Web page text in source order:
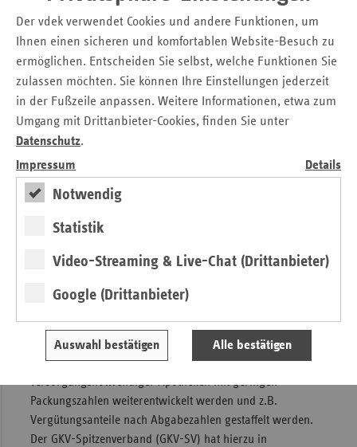
Der vdek verwendet Cookies und andere Funktionen, um
Ihnen einen sicheren und komfortablen Website-Besuch zu
ermöglichen. Entscheiden Sie selbst, welche Funktionen Sie
zulassen möchten. Sie können Ihre Einstellungen jederzeit
in der Fußzeile anpassen. Weitere Informationen, etwa zum
Umgang mit Drittanbieter-Cookies, finden Sie unter
Datenschutz.
Impressum
Details
Notwendig
Statistik
Video-Streaming & Live-Chat (Drittanbieter)
Google (Drittanbieter)
Auswahl bestätigen Alle bestätigen
Tabelle vollständige Stellungnahme im Anhang) gerechnet
werden muss.
Um das angestrebte Versorgungsziel zu erreichen und
Erlösanteile von stark prosperierenden Apotheken in
Gebieten mit dichter Apothekenausstattung in weniger
attraktive Standorte, die aber für die Versorgung
notwendig sind, zu verlagern, ist eine bloße Verschiebung
nicht ausreichend. Die mittlerweile zum Teil sehr hohen
Honorare aus dem variablen/prozentualen
begrüßt. Angemessen wäre allerdings auch hier eine
Großhandel bereits gibt. Fixe Vergütungen pro abgegebene
Packung begünstigen weiterhin Apotheken, die hohe
Kundenzahlen und somit eine hohe Anzahl an
abgegebenen Packungen aufweisen, wie z.B.
Versandapotheken. Deshalb sollte die Vergütungsreform
aus Sicht des vdek noch stärker zugunsten
versorgungsnotwendiger Apotheken mit geringen
Packungszahlen weiterentwickelt werden und z.B.
Vergütungsanteile nach Abgabezahlen gestaffelt werden.
Der GKV-Spitzenverband (GKV-SV) hat hierzu in